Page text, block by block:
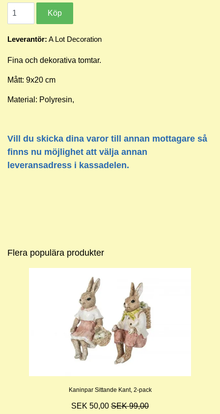
Leverantör: A Lot Decoration
Fina och dekorativa tomtar.
Mått: 9x20 cm
Material: Polyresin,
Vill du skicka dina varor till annan mottagare så
finns nu möjlighet att välja annan
leveransadress i kassadelen.
Flera populära produkter
Kaninpar Sittande Kant, 2-pack
SEK 50,00 SEK 99,00